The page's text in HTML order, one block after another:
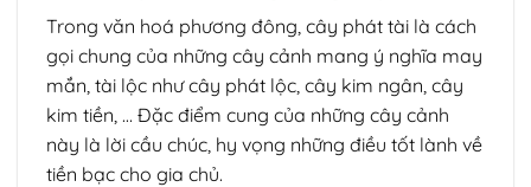
Trong văn hoá phương đông, cây phát tài là cách
gọi chung của những cây cảnh mang ý nghĩa may
mắn, tài lộc như cây phát lộc, cây kim ngân, cây
kim tiền, … Đặc điểm cung của những cây cảnh
này là lời cầu chúc, hy vọng những điều tốt lành về
tiền bạc cho gia chủ.